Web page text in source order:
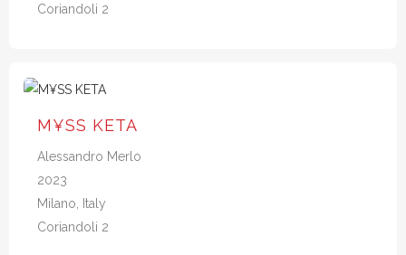
Coriandoli 2
M¥SS KETA
Alessandro Merlo
2023
Milano, Italy
Coriandoli 2